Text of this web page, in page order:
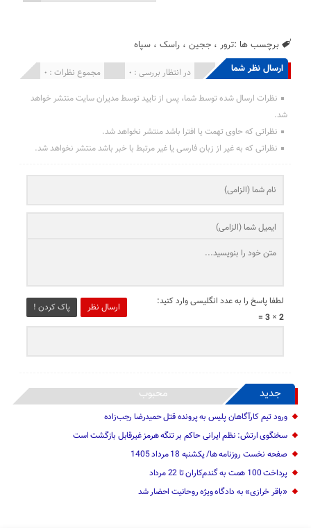
برچسب ها :ترور ،ججین ،راسک ،سپاه
ارسال نظر شما مجموع نظرات : 0 در انتظار بررسی : 0 انتشار یافته : 0
نظرات ارسال شده توسط شما، پس از تایید توسط مدیران سایت منتشر خواهد
شد.
نظراتی که حاوی تهمت یا افترا باشد منتشر نخواهد شد.
نظراتی که به غیر از زبان فارسی یا غیر مرتبط با خبر باشد منتشر نخواهد شد.
ارسال نظر پاک کردن !
لطفا پاسخ را به عدد انگلیسی وارد کنید:
2 × 3 =
جدید محبوب
ورود تیم کارآگاهان پلیس به پرونده قتل حمیدرضا رجب‌زاده
سخنگوی ارتش: نظم ایرانی حاکم بر تنگه هرمز غیرقابل بازگشت است
صفحه نخست روزنامه ها/ یکشنبه 18 مرداد 1405
پرداخت 100 همت به گندم‌کاران تا 22 مرداد
«باقر خرازی» به دادگاه ویژه روحانیت احضار شد